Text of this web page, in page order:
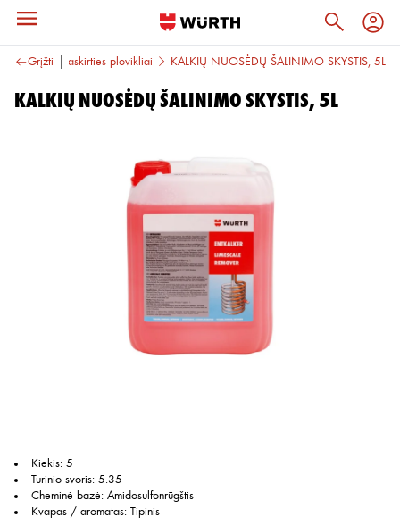
Grįžti
Specialios paskirties plovikliai KALKIŲ NUOSĖDŲ ŠALINIMO SKYSTIS, 5L
KALKIŲ NUOSĖDŲ ŠALINIMO SKYSTIS, 5L
Kiekis: 5
Turinio svoris: 5.35
Cheminė bazė: Amidosulfonrūgštis
Kvapas / aromatas: Tipinis